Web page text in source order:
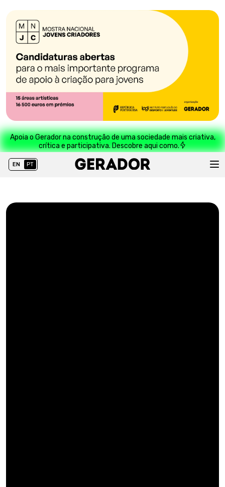
Apoia o Gerador na construção de uma sociedade mais criativa,
crítica e participativa. Descobre aqui como.
EN PT